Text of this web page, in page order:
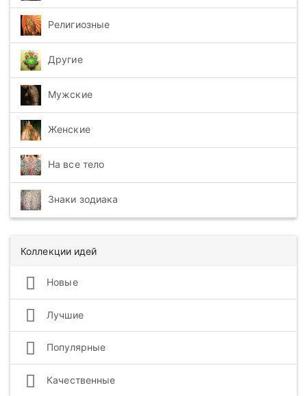
Религиозные
Другие
Мужские
Женские
На все тело
Знаки зодиака
Коллекции идей
Новые
Лучшие
Популярные
Качественные